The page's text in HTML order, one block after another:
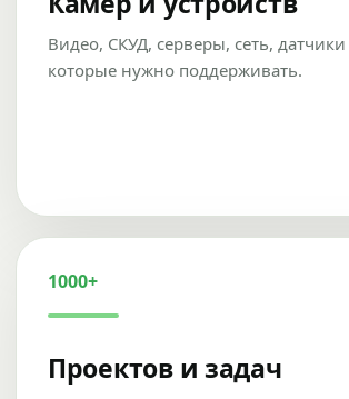
Видео, СКУД, серверы, сеть,
которые нужно поддерживать.
1000+
Проектов и задач